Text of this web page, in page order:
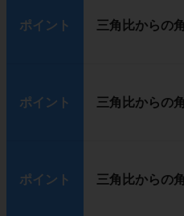
ポイント 三角比からの
ポイント 三角比からの
ポイント 三角比からの